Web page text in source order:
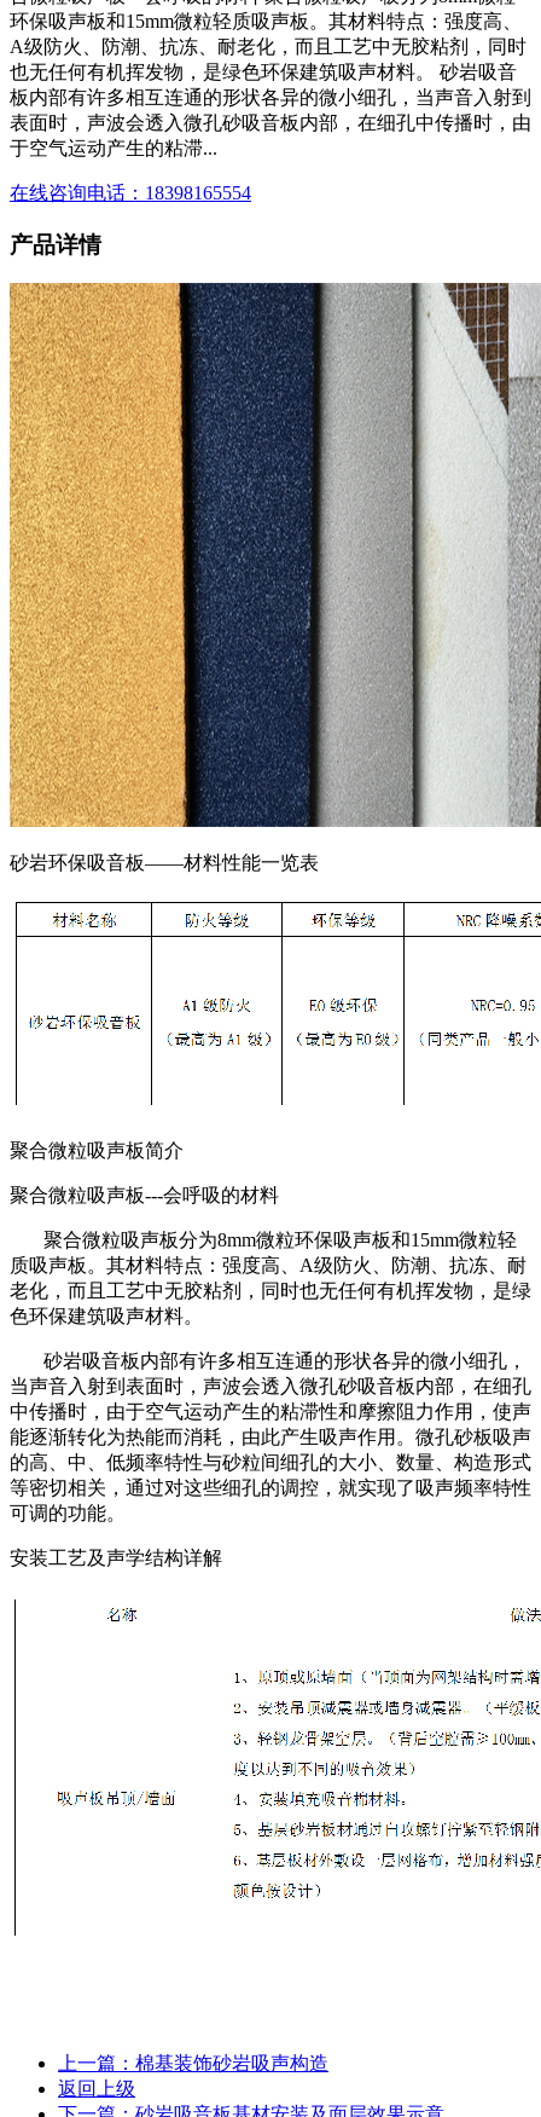
环保吸声板和15mm微粒轻质吸声板。其材料特点：强度高、
A级防火、防潮、抗冻、耐老化，而且工艺中无胶粘剂，同时
也无任何有机挥发物，是绿色环保建筑吸声材料。 砂岩吸音
板内部有许多相互连通的形状各异的微小细孔，当声音入射到
表面时，声波会透入微孔砂吸音板内部，在细孔中传播时，由
于空气运动产生的粘滞...
在线咨询电话：18398165554
产品详情
砂岩环保吸音板——材料性能一览表
聚合微粒吸声板简介
聚合微粒吸声板---会呼吸的材料
聚合微粒吸声板分为8mm微粒环保吸声板和15mm微粒轻
质吸声板。其材料特点：强度高、A级防火、防潮、抗冻、耐
老化，而且工艺中无胶粘剂，同时也无任何有机挥发物，是绿
色环保建筑吸声材料。
砂岩吸音板内部有许多相互连通的形状各异的微小细孔，
当声音入射到表面时，声波会透入微孔砂吸音板内部，在细孔
中传播时，由于空气运动产生的粘滞性和摩擦阻力作用，使声
能逐渐转化为热能而消耗，由此产生吸声作用。微孔砂板吸声
的高、中、低频率特性与砂粒间细孔的大小、数量、构造形式
等密切相关，通过对这些细孔的调控，就实现了吸声频率特性
可调的功能。
安装工艺及声学结构详解
上一篇：棉基装饰砂岩吸声构造
返回上级